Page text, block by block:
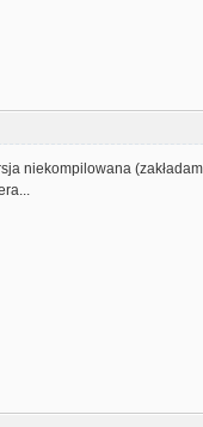
niekompilowana